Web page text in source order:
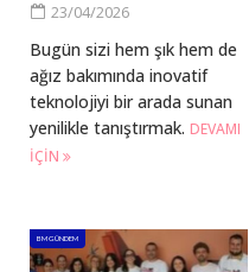
23/04/2026
Bugün sizi hem şık hem de
ağız bakımında inovatif
teknolojiyi bir arada sunan
yenilikle tanıştırmak. DEVAMI
IÇIN
BM GÜNDEM